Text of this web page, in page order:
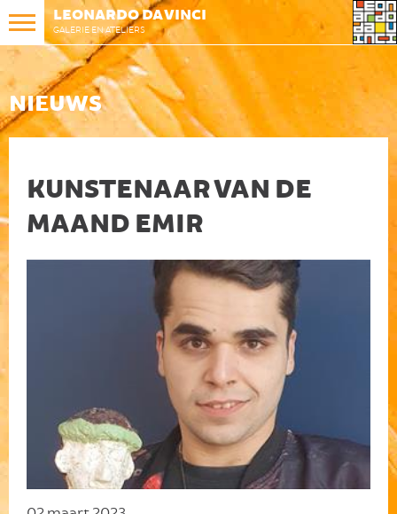
LEONARDO DA VINCI
GALERIE EN ATELIERS
NIEUWS
KUNSTENAAR VAN DE
MAAND EMIR